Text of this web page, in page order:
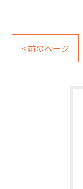
< 前のページ